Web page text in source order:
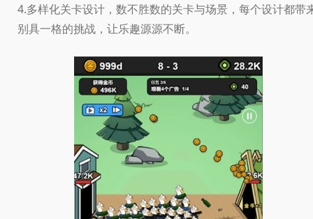
4.多样化关卡设计，数不胜数的关卡与场景，每个设计都带
别具一格的挑战，让乐趣源源不断。